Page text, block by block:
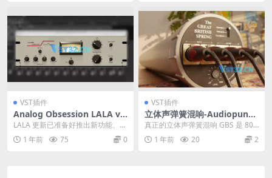
VST插件
Analog Obsession LALA v3.
1 VST VST3 AU AAX
LALA 更新已准备好推出新功能、改
进的 DSP、替代皮肤等！ 特点 ̵...
1 年前 75 0
VST插件
立体声弹簧混响-Audiopunks
The Great British Spring v
1.0.1 Incl Keygen-R2R
真正的立体声弹簧混响 GBS 是 80
年代的 2 通道真正立体声弹簧混
响，由 ...
1 年前 20 2